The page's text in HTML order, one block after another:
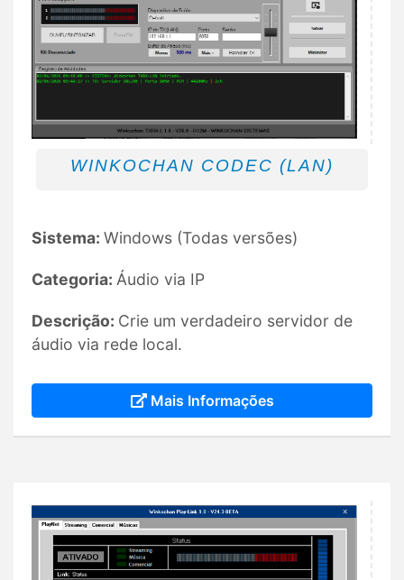
WINKOCHAN CODEC (LAN)
Sistema: Windows (Todas versões)
Categoria: Áudio via IP
Descrição: Crie um verdadeiro servidor de
áudio via rede local.
Mais Informações